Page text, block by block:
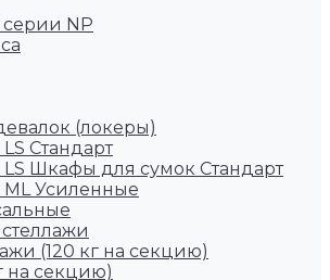
NP
(локеры)
Стандарт
Шкафы для сумок Стандарт
Усиленные
(120 кг на секцию)
на секцию)